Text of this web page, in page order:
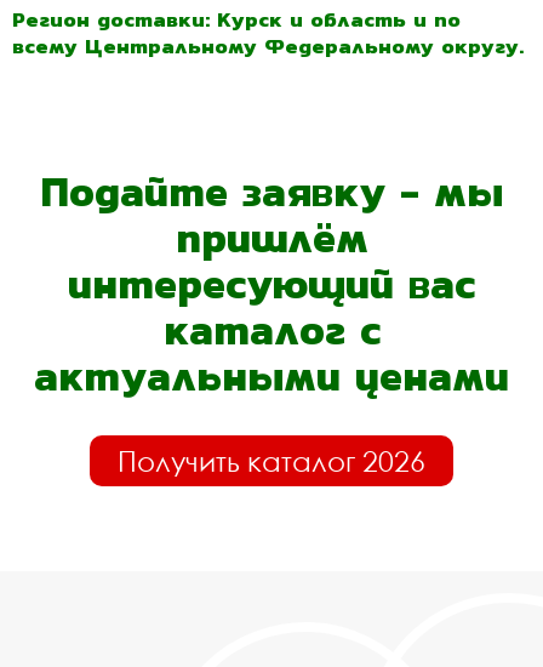
Регион доставки: Курск и область и по
всему Центральному Федеральному округу.
Подайте заявку - мы
пришлём
интересующий вас
каталог с
актуальными ценами
Получить каталог 2026